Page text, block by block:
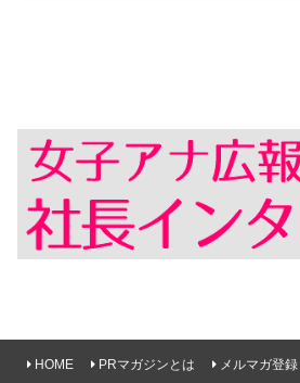
HOME PRマガジンとは メルマガ登録